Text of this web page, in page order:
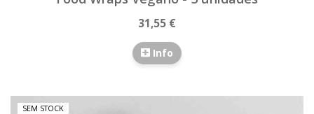
31,55 €
Info
SEM STOCK